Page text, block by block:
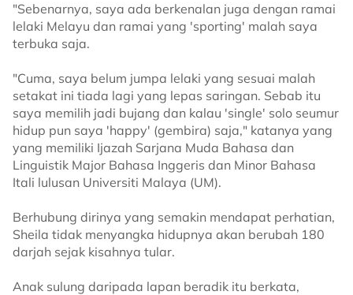
"Sebenarnya, saya ada berkenalan juga dengan ramai
lelaki Melayu dan ramai yang 'sporting' malah saya
terbuka saja.
"Cuma, saya belum jumpa lelaki yang sesuai malah
setakat ini tiada lagi yang lepas saringan. Sebab itu
saya memilih jadi bujang dan kalau 'single' solo seumur
hidup pun saya 'happy' (gembira) saja," katanya yang
yang memiliki Ijazah Sarjana Muda Bahasa dan
Linguistik Major Bahasa Inggeris dan Minor Bahasa
Itali lulusan Universiti Malaya (UM).
Berhubung dirinya yang semakin mendapat perhatian,
Sheila tidak menyangka hidupnya akan berubah 180
darjah sejak kisahnya tular.
Anak sulung daripada lapan beradik itu berkata,